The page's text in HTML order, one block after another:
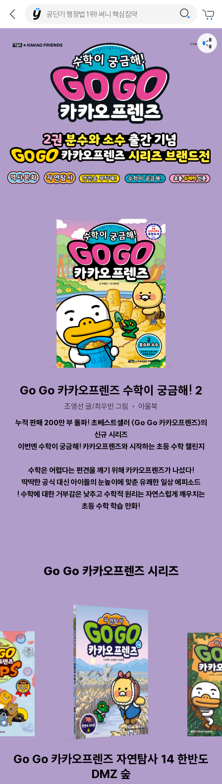
Go Go 카카오프렌즈 수학이 궁금해! 2
조영선 글/최우빈 그림
아울북
누적 판매 200만 부 돌파! 초베스트셀러 〈Go Go 카카오프렌즈〉의
신규 시리즈
이번엔 수학이 궁금해! 카카오프렌즈와 시작하는 초등 수학 챌린지
수학은 어렵다는 편견을 깨기 위해 카카오프렌즈가 나섰다!
딱딱한 공식 대신 아이들의 눈높이에 맞춘 유쾌한 일상 에피소드
! 수학에 대한 거부감은 낮추고 수학적 원리는 자연스럽게 깨우치는
초등 수학 학습 만화!
Go Go 카카오프렌즈 시리즈
Go Go 카카오프렌즈 자연탐사 14 한반도
DMZ 숲